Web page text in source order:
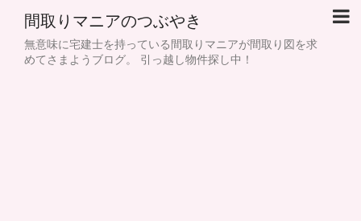
間取りマニアのつぶやき
無意味に宅建士を持っている間取りマニアが間取り図を求
めてさまようブログ。 引っ越し物件探し中！